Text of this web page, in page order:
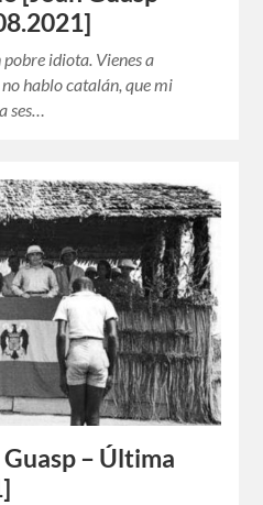
pobre idiota. Vienes a
hablo catalán, que mi
ses…
– Última